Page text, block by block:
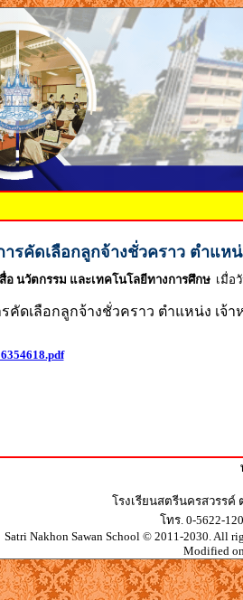
รคัดเลือกลูกจ้างชั่วคราว ตำแห
นวัตกรรม และเทคโนโลยีทางการศึกษ เมื่อ
คัดเลือกลูกจ้างชั่วคราว ตำแหน่ง เจ้
โรงเรียนสตรีนครสวรรค์
โทร. 0-5622-
Satri Nakhon Sawan School © 2011-2030. All
Modified